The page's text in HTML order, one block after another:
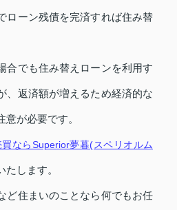
ローン残債を完済すれば住み替
合でも住み替えローンを利用す
、返済額が増えるため経済的な
が必要です。
ならSuperior夢暮(スペリオルム
たします。
ど住まいのことなら何でもお任